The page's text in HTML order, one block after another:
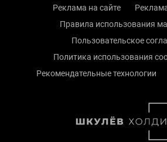
Реклама на сайте
Правила использования
Пользовательское
Политика использования
Рекомендательные технологии